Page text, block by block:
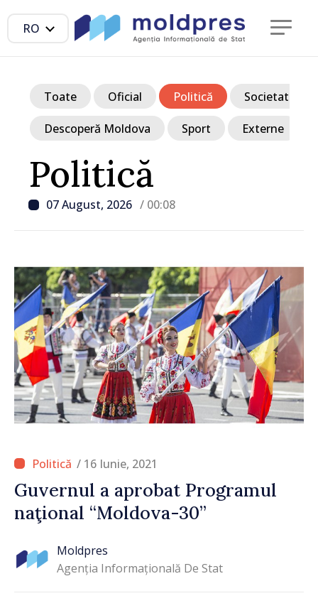
RO
Politică
07 August, 2026 / 00:08
Toate Oficial Politică Societate
Descoperă Moldova Sport Externe
/ 16 Iunie, 2021
Guvernul a aprobat Programul
naţional “Moldova-30”
Moldpres
Agenția Informațională De Stat